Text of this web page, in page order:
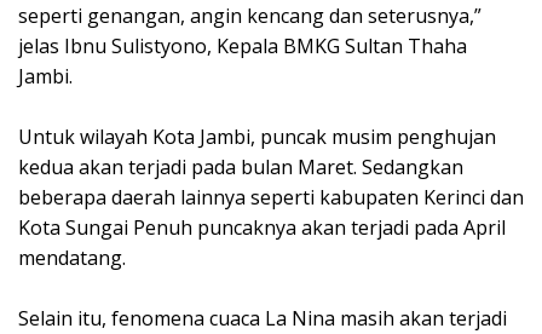
seperti genangan, angin kencang dan seterusnya,”
jelas Ibnu Sulistyono, Kepala BMKG Sultan Thaha
Jambi.
Untuk wilayah Kota Jambi, puncak musim penghujan
kedua akan terjadi pada bulan Maret. Sedangkan
beberapa daerah lainnya seperti kabupaten Kerinci dan
Kota Sungai Penuh puncaknya akan terjadi pada April
mendatang.
Selain itu, fenomena cuaca La Nina masih akan terjadi